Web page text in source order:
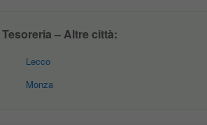
– Altre città:
Lecco
Monza